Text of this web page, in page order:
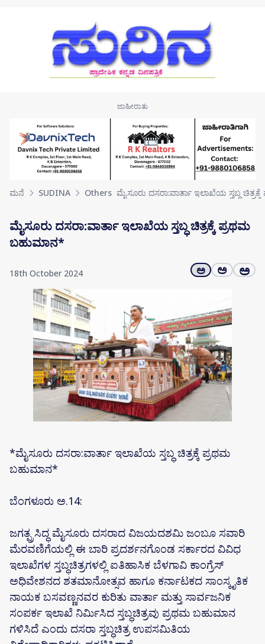
ಮನೆ SUDINA Others ಮೈಸೂರು ದಸರಾ:ವಾರ್ತಾ ಇಲಾಖೆಯ ಸ್ತಬ್ಧ ಚಿತ್ರಕ್ಕೆ
ಮೈಸೂರು ದಸರಾ:ವಾರ್ತಾ ಇಲಾಖೆಯ ಸ್ತಬ್ಧ ಚಿತ್ರಕ್ಕೆ ಪ್ರಥಮ
ಬಹುಮಾನ*
18th October 2024 ಅ ಅ ಅ
*ಮೈಸೂರು ದಸರಾ:ವಾರ್ತಾ ಇಲಾಖೆಯ ಸ್ತಬ್ಧ ಚಿತ್ರಕ್ಕೆ ಪ್ರಥಮ
ಬಹುಮಾನ*
ಬೆಂಗಳೂರು ಅ.14:
ಜಗತ್ಪ್ರಸಿದ್ಧ ಮೈಸೂರು ದಸರಾದ ವಿಜಯದಶಮಿ ಜಂಬೂ ಸವಾರಿ
ಮೆರವಣಿಗೆಯಲ್ಲಿ ಈ ಬಾರಿ ಪ್ರದರ್ಶನಗೊಂಡ ಸರ್ಕಾರದ ವಿವಿಧ
ಇಲಾಖೆಗಳ ಸ್ತಬ್ಧಚಿತ್ರಗಳಲ್ಲಿ ಐತಿಹಾಸಿಕ ಬೆಳಗಾವಿ ಕಾಂಗ್ರೆಸ್
ಅಧಿವೇಶನದ ಶತಮಾನೋತ್ಸವ ಹಾಗೂ ಕರ್ನಾಟಕದ ಸಾಂಸ್ಕೃತಿಕ
ನಾಯಕ ಬಸವಣ್ಣನವರ ಕುರಿತು ವಾರ್ತಾ ಮತ್ತು ಸಾರ್ವಜನಿಕ
ಸಂಪರ್ಕ ಇಲಾಖೆ ನಿರ್ಮಿಸಿದ ಸ್ತಬ್ಧಚಿತ್ರವು ಪ್ರಥಮ ಬಹುಮಾನ
ಗಳಿಸಿದೆ ಎಂದು ದಸರಾ ಸ್ತಬ್ಧಚಿತ್ರ ಉಪಸಮಿತಿಯ